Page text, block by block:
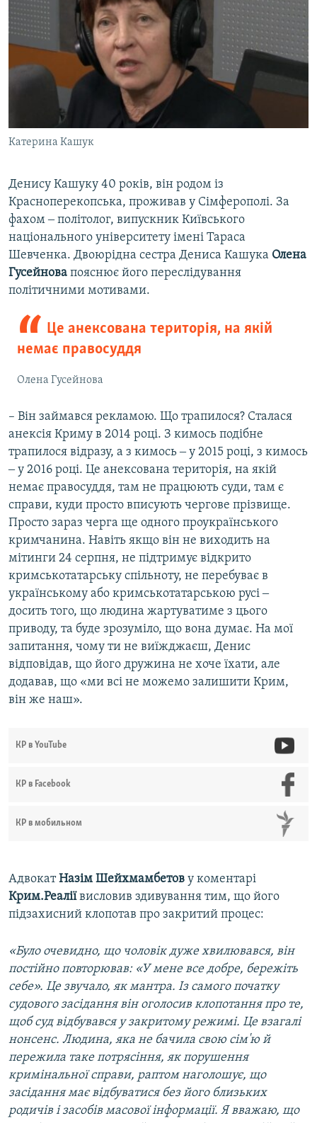
Катерина Кашук
Денису Кашуку 40 років, він родом із
Красноперекопська, проживав у Сімферополі. За
фахом ‒ політолог, випускник Київського
національного університету імені Тараса
Шевченка. Двоюрідна сестра Дениса Кашука Олена
Гусейнова пояснює його переслідування
політичними мотивами.
Це анексована територія, на якій
немає правосуддя
Олена Гусейнова
– Він займався рекламою. Що трапилося? Сталася
анексія Криму в 2014 році. З кимось подібне
трапилося відразу, а з кимось ‒ у 2015 році, з кимось
‒ у 2016 році. Це анексована територія, на якій
немає правосуддя, там не працюють суди, там є
справи, куди просто вписують чергове прізвище.
Просто зараз черга ще одного проукраїнського
кримчанина. Навіть якщо він не виходить на
мітинги 24 серпня, не підтримує відкрито
кримськотатарську спільноту, не перебуває в
українському або кримськотатарською русі ‒
досить того, що людина жартуватиме з цього
приводу, та буде зрозуміло, що вона думає. На мої
запитання, чому ти не виїжджаєш, Денис
відповідав, що його дружина не хоче їхати, але
додавав, що «ми всі не можемо залишити Крим,
він же наш».
КР в YouTube
КР в Facebook
КР в мобильном
АдвокатНазім Шейхмамбетов у коментарі
Крим.Реаліївисловив здивування тим, що його
підзахисний клопотав про закритий процес:
«Було очевидно, що чоловік дуже хвилювався, він
постійно повторював: «У мене все добре, бережіть
себе». Це звучало, як мантра. Із самого початку
судового засідання він оголосив клопотання про те,
щоб суд відбувався у закритому режимі. Це взагалі
нонсенс. Людина, яка не бачила свою сім'ю й
пережила таке потрясіння, як порушення
кримінальної справи, раптом наголошує, що
засідання має відбуватися без його близьких
родичів і засобів масової інформації. Я вважаю, що